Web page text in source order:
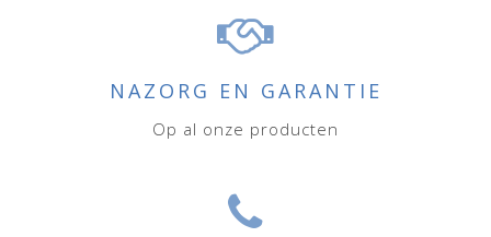
NAZORG EN GARANTIE
Op al onze producten